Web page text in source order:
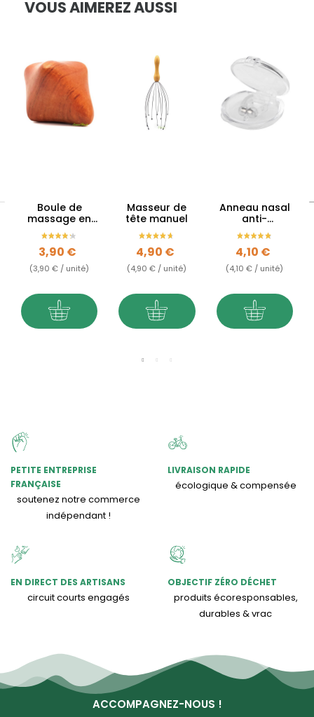
VOUS AIMEREZ AUSSI
Boule de
massage en
bois –
Réflexologie
traditionnelle
Prix
3,90 €
(3,90 € / unité)
Masseur de
tête manuel
Prix
4,90 €
(4,90 € / unité)
Anneau nasal
anti-
ronflement
magnétique -
Acupression
Prix
4,10 €
(4,10 € / unité)
PETITE ENTREPRISE
FRANÇAISE
soutenez notre commerce
indépendant !
LIVRAISON RAPIDE
écologique & compensée
EN DIRECT DES ARTISANS
circuit courts engagés
OBJECTIF ZÉRO DÉCHET
produits écoresponsables,
durables & vrac
ACCOMPAGNEZ-NOUS !